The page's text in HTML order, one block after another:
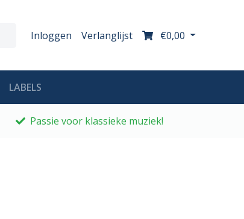
Inloggen Verlanglijst €0,00
LABELS
Passie voor klassieke muziek!